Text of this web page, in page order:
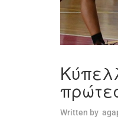
Written by